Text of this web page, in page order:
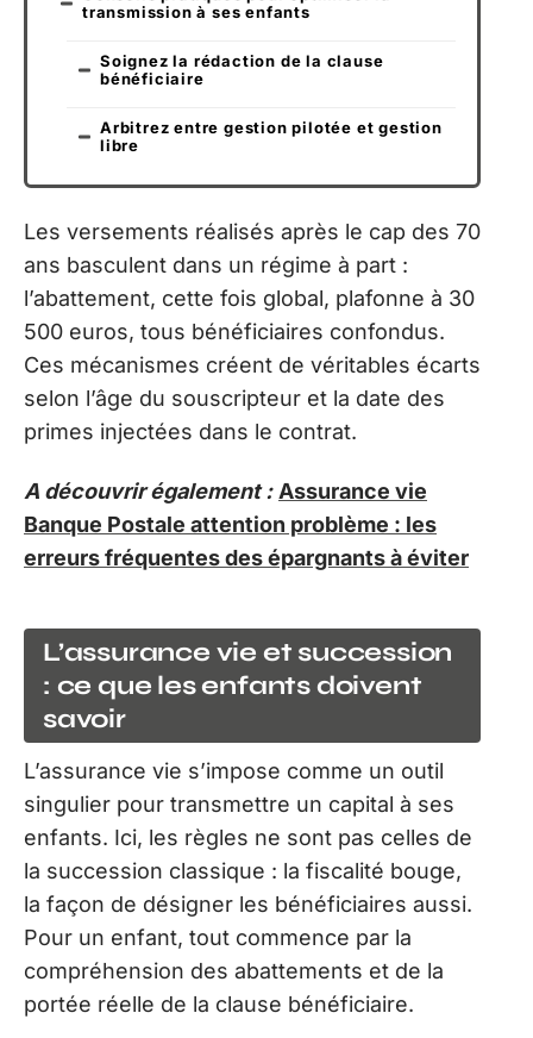
transmission à ses enfants
Soignez la rédaction de la clause
bénéficiaire
Arbitrez entre gestion pilotée et gestion
libre
Les versements réalisés après le cap des 70
ans basculent dans un régime à part :
l’abattement, cette fois global, plafonne à 30
500 euros, tous bénéficiaires confondus.
Ces mécanismes créent de véritables écarts
selon l’âge du souscripteur et la date des
primes injectées dans le contrat.
A découvrir également : Assurance vie
Banque Postale attention problème : les
erreurs fréquentes des épargnants à éviter
L’assurance vie et succession
: ce que les enfants doivent
savoir
L’assurance vie s’impose comme un outil
singulier pour transmettre un capital à ses
enfants. Ici, les règles ne sont pas celles de
la succession classique : la fiscalité bouge,
la façon de désigner les bénéficiaires aussi.
Pour un enfant, tout commence par la
compréhension des abattements et de la
portée réelle de la clause bénéficiaire.